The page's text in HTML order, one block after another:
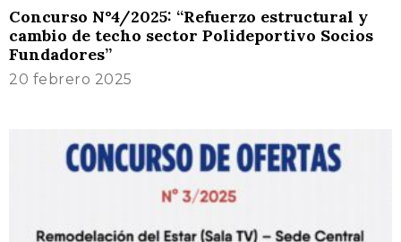
Concurso N°4/2025: “Refuerzo estructural y
cambio de techo sector Polideportivo Socios
Fundadores”
20 febrero 2025